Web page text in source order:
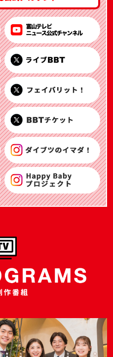
富山テレビ公式チャンネル YouTube
BBT公式 X
ダイブツのイマダ！ X
bbt music selection X
ライブBBT Instagram
フェイバリット！ Instagram